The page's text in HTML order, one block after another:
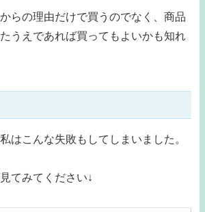
らの理由だけで買うのでなく、商品
うえであれば買ってもよいかも知れ
はこんな失敗もしてしまいました。
てみてください↓